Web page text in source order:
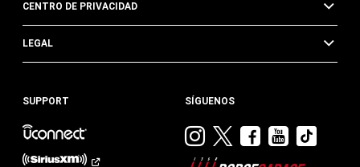
CENTRO DE PRIVACIDAD
LEGAL
SUPPORT SÍGUENOS
Visitar
Dodge
Visitar
Visitar
Visitar